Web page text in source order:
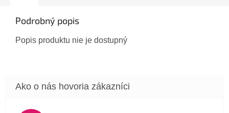
Podrobný popis
Popis produktu nie je dostupný